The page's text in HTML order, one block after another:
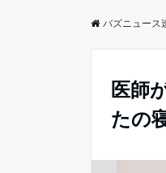
バズニュース
医師
たの